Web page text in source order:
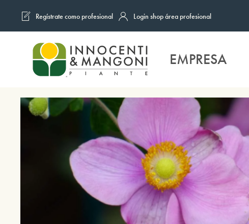
Skip to main content
Regístrate como profesional Login shop área profesional
EMPRESA